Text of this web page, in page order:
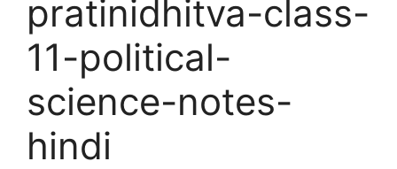
pratinidhitva-class-
11-political-
science-notes-
hindi